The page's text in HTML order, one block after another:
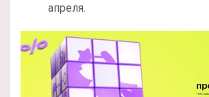
апреля.